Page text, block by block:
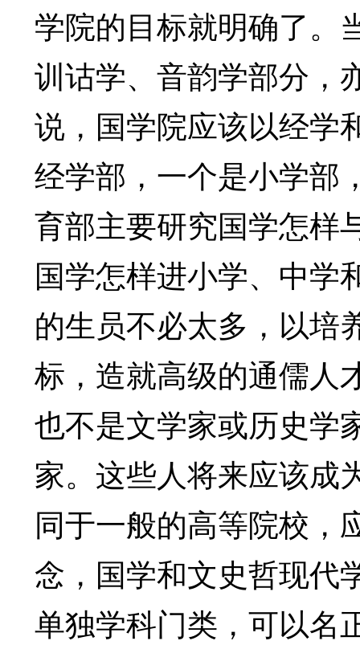
学院的目标就明确了。
训诂学、音韵学部分，
说，国学院应该以经学
经学部，一个是小学部
育部主要研究国学怎样
国学怎样进小学、中学
的生员不必太多，以培
标，造就高级的通儒人
也不是文学家或历史学
家。这些人将来应该成
同于一般的高等院校，
念，国学和文史哲现代
单独学科门类，可以名